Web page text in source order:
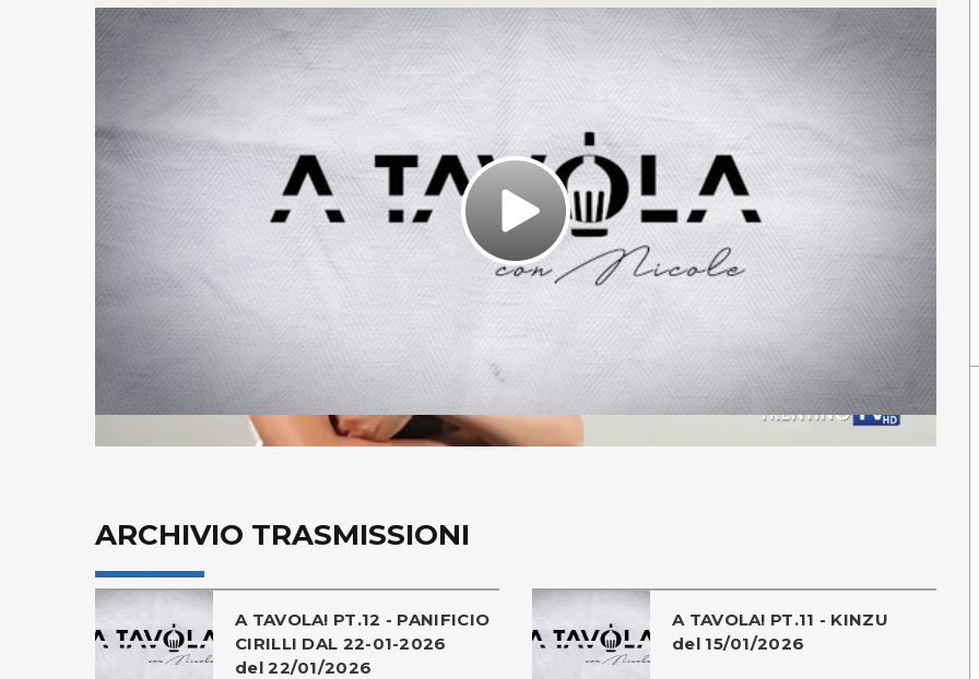
Play
Video
ARCHIVIO TRASMISSIONI
A TAVOLA! PT.12 - PANIFICIO
CIRILLI DAL 22-01-2026
del 22/01/2026
A TAVOLA! PT.11 - KINZU
del 15/01/2026